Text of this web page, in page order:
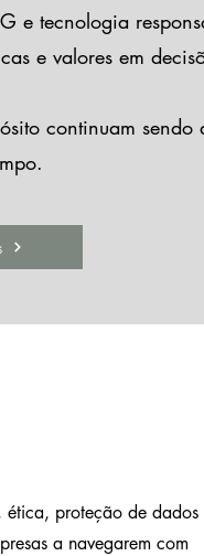
e tecnologia
e valores em
continuam sendo
ética, proteção de dados
a navegarem com